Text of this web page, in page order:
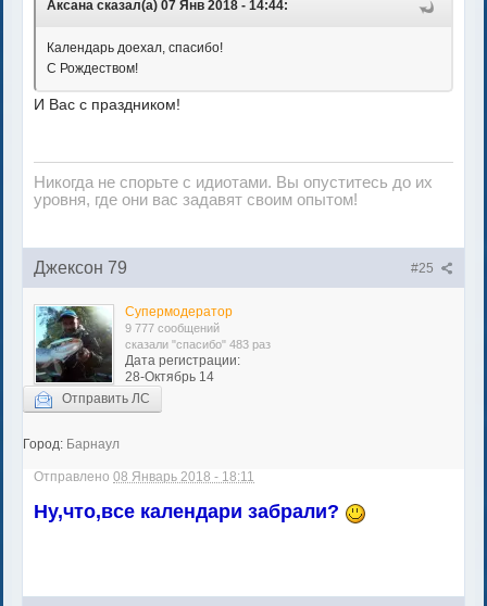
Аксана сказал(а) 07 Янв 2018 - 14:44:
Календарь доехал, спасибо!
С Рождеством!
И Вас с праздником!
Никогда не спорьте с идиотами. Вы опуститесь до их
уровня, где они вас задавят своим опытом!
#25
Джексон 79
Супермодератор
9 777 сообщений
сказали "спасибо" 483 раз
Дата регистрации:
28-Октябрь 14
Отправить ЛС
Город: Барнаул
Отправлено08 Январь 2018 - 18:11
Ну,что,все календари забрали?